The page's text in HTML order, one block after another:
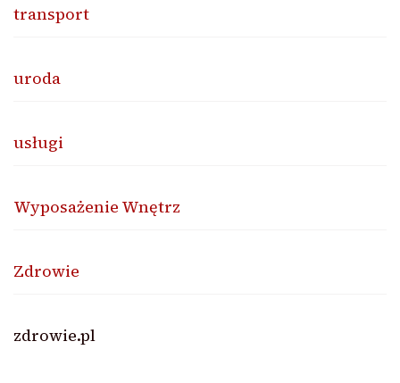
transport
uroda
usługi
Wyposażenie Wnętrz
Zdrowie
zdrowie.pl